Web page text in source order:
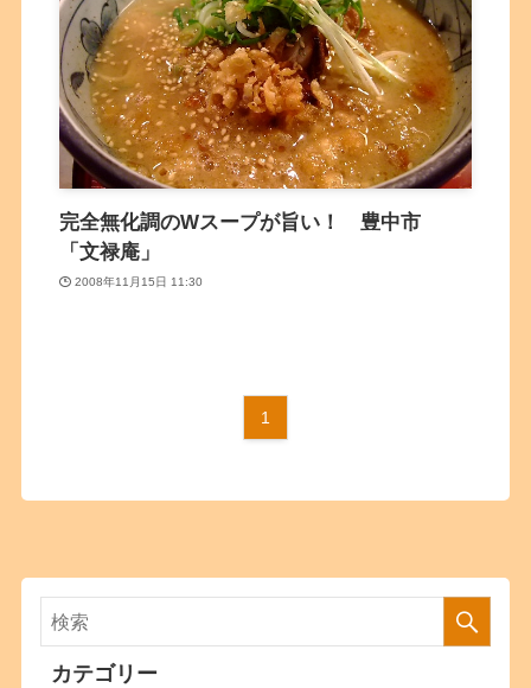
完全無化調のWスープが旨い！ 豊中市
「文禄庵」
2008年11月15日 11:30
1
カテゴリー